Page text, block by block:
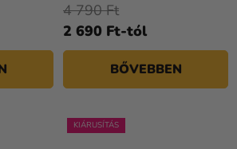
2 690 Ft-tól
4 790 Ft
BŐVEBBEN
KIÁRUSÍTÁS